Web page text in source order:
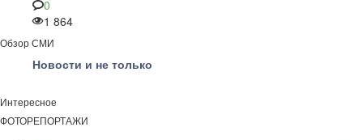
0
1 864
Обзор СМИ
Новости и не только
Интересное
ФОТОРЕПОРТАЖИ